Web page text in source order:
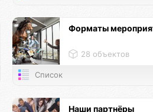
Форматы
28 объектов
Список
Наши партнёры